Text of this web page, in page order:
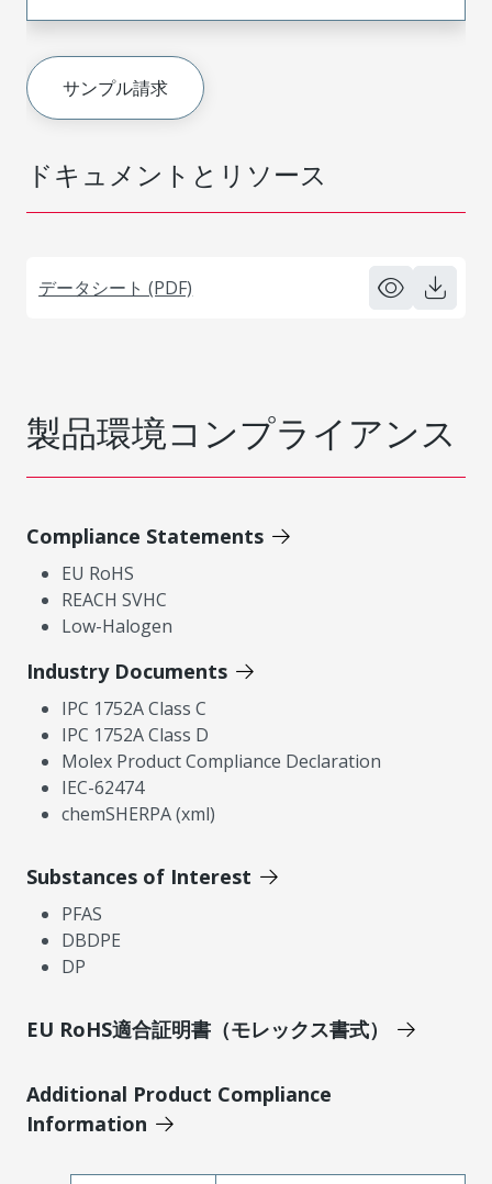
ドキュメントとリソース
データシート (PDF)
サンプル請求
製品環境コンプライアンス
Compliance Statements
EU RoHS
REACH SVHC
Low-Halogen
Industry Documents
IPC 1752A Class C
IPC 1752A Class D
Molex Product Compliance Declaration
IEC-62474
chemSHERPA (xml)
Substances of Interest
PFAS
DBDPE
DP
EU RoHS適合証明書（モレックス書式）
Additional Product Compliance
Information